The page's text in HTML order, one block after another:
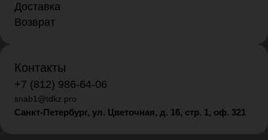
Доставка
Возврат
Контакты
+7 (812) 986-64-06
snab1@tdkz.pro
Санкт-Петербург, ул. Цветочная, д. 16, стр. 1, оф. 321